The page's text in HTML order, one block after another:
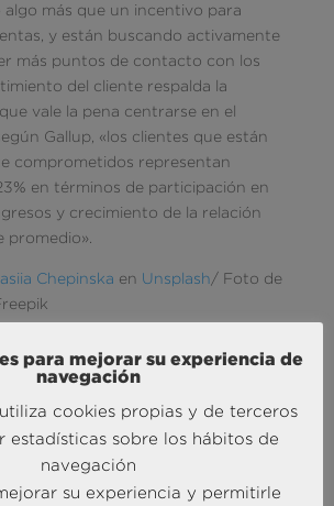
algo más que un incentivo para
y están buscando activamente
más puntos de contacto con los
del cliente respalda la
vale la pena centrarse en el
Gallup, «los clientes que están
comprometidos representan
en términos de participación en
y crecimiento de la relación
promedio».
Chepinska en Unsplash/ Foto de
para mejorar su experiencia de
navegación
cookies propias y de terceros
estadísticas sobre los hábitos de
navegación
su experiencia y permitirle